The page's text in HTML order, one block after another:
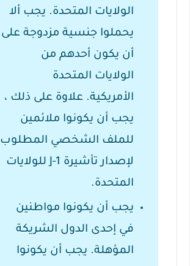
الولايات المتحدة. يجب ألا
يحملوا جنسية مزدوجة على
أن يكون أحدهم من
الولايات المتحدة
الأمريكية. علاوة على ذلك ،
يجب أن يكونوا ملائمين
للملف الشخصي المطلوب
لإصدار تأشيرة J-1 للولايات
المتحدة.
يجب أن يكونوا مواطنين
في إحدى الدول الشريكة
المؤهلة. يجب أن يكونوا